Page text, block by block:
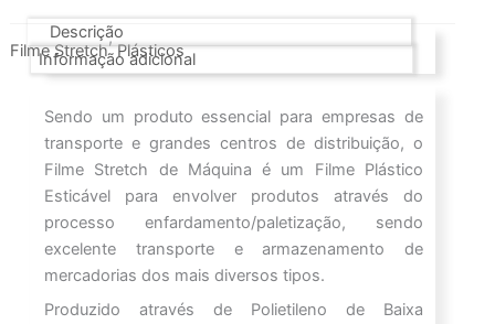
Filme Stretch
,
Plásticos
Descrição
Informação adicional
Sendo um produto essencial para empresas de
transporte e grandes centros de distribuição, o
Filme Stretch de Máquina é um Filme Plástico
Esticável para envolver produtos através do
processo enfardamento/paletização, sendo
excelente transporte e armazenamento de
mercadorias dos mais diversos tipos.
Produzido através de Polietileno de Baixa